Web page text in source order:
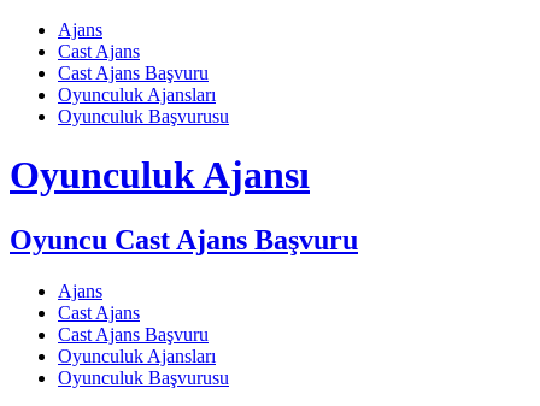
Skip
content
Ajans
Cast Ajans
Cast Ajans Başvuru
Oyunculuk Ajansları
Oyunculuk Başvurusu
Oyunculuk Ajansı
Oyuncu Cast Ajans Başvuru
Ajans
Cast Ajans
Cast Ajans Başvuru
Oyunculuk Ajansları
Oyunculuk Başvurusu